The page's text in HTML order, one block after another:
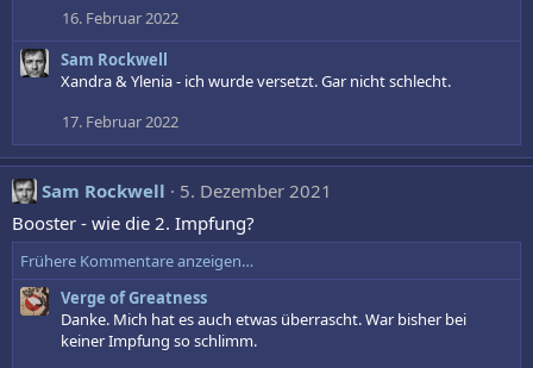
e
n
:
16. Februar 2022
Sam Rockwell
Xandra & Ylenia - ich wurde versetzt. Gar nicht schlecht.
17. Februar 2022
Sam Rockwell
5. Dezember 2021
Booster - wie die 2. Impfung?
Frühere Kommentare anzeigen…
Verge of Greatness
Danke. Mich hat es auch etwas überrascht. War bisher bei
keiner Impfung so schlimm.